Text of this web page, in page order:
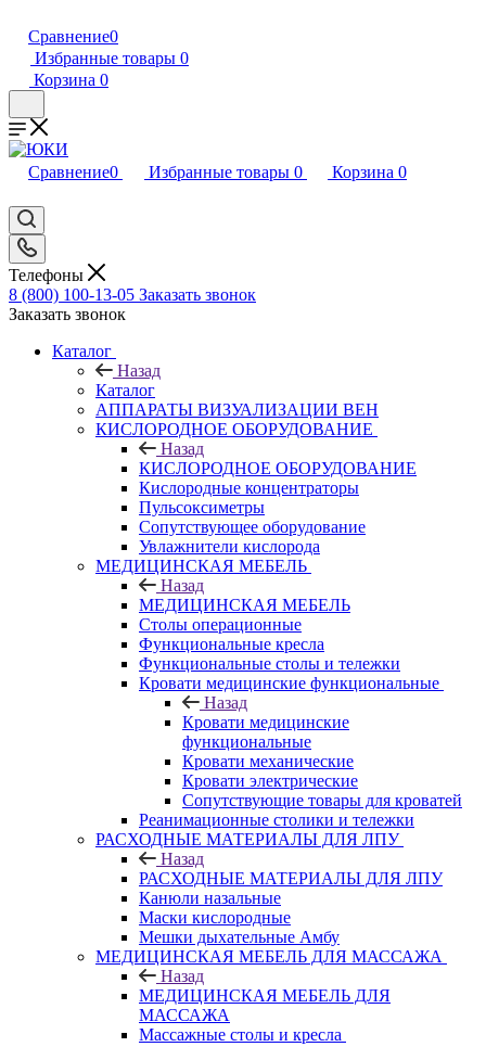
Сравнение0
Избранные товары 0
Корзина 0
Сравнение0 Избранные товары 0 Корзина 0
Телефоны
8 (800) 100-13-05 Заказать звонок
Заказать звонок
Каталог
Назад
Каталог
АППАРАТЫ ВИЗУАЛИЗАЦИИ ВЕН
КИСЛОРОДНОЕ ОБОРУДОВАНИЕ
Назад
КИСЛОРОДНОЕ ОБОРУДОВАНИЕ
Кислородные концентраторы
Пульсоксиметры
Сопутствующее оборудование
Увлажнители кислорода
МЕДИЦИНСКАЯ МЕБЕЛЬ
Назад
МЕДИЦИНСКАЯ МЕБЕЛЬ
Столы операционные
Функциональные кресла
Функциональные столы и тележки
Кровати медицинские функциональные
Назад
Кровати медицинские
функциональные
Кровати механические
Кровати электрические
Сопутствующие товары для кроватей
Реанимационные столики и тележки
РАСХОДНЫЕ МАТЕРИАЛЫ ДЛЯ ЛПУ
Назад
РАСХОДНЫЕ МАТЕРИАЛЫ ДЛЯ ЛПУ
Канюли назальные
Маски кислородные
Мешки дыхательные Амбу
МЕДИЦИНСКАЯ МЕБЕЛЬ ДЛЯ МАССАЖА
Назад
МЕДИЦИНСКАЯ МЕБЕЛЬ ДЛЯ
МАССАЖА
Массажные столы и кресла